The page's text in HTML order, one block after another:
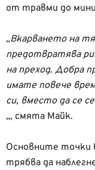
от травми до
„Вкарването на
предотвратява
на преход. Добра
имате повече
си, вместо да се
„, смята Майк.
Основните точки
трябва да